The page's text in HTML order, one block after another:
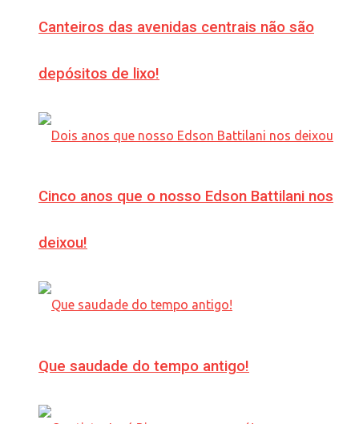
Canteiros das avenidas centrais não são
depósitos de lixo!
Cinco anos que o nosso Edson Battilani nos
deixou!
Que saudade do tempo antigo!